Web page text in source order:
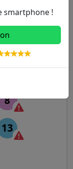
4
8
13
smartphone !